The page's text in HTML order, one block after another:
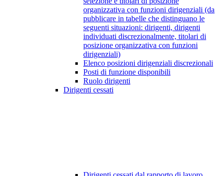
organizzativa con funzioni dirigenziali (da
pubblicare in tabelle che distinguano le
seguenti situazioni: dirigenti, dirigenti
individuati discrezionalmente, titolari di
posizione organizzativa con funzioni
dirigenziali)
Elenco posizioni dirigenziali discrezionali
Posti di funzione disponibili
Ruolo dirigenti
Dirigenti cessati